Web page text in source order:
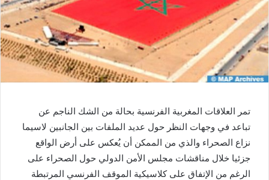
تمر العلاقات المغربية الفرنسية بحالة من الشك الناجم عن
تباعد في وجهات النظر حول عديد الملفات بين الجانبين لاسيما
نزاع الصحراء والذي من الممكن أن يُعكس على أرض الواقع
جزئيا خلال مناقشات مجلس الأمن الدولي حول الصحراء على
الرغم من الإتفاق على كلاسيكية الموقف الفرنسي المرتبطة